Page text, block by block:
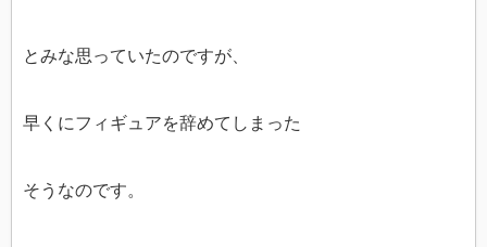
とみな思っていたのですが、
早くにフィギュアを辞めてしまった
そうなのです。